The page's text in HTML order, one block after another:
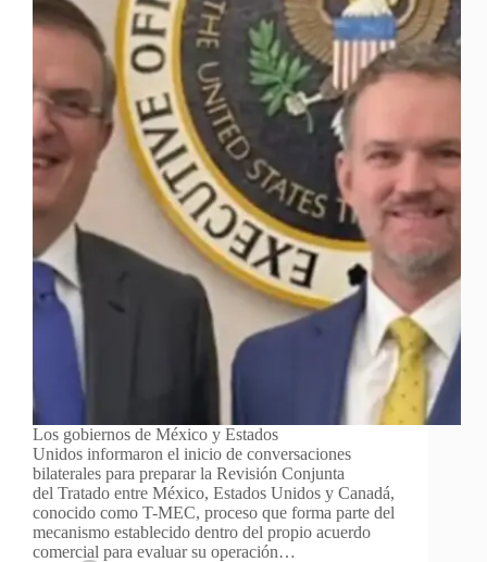
Los gobiernos de México y Estados
Unidos informaron el inicio de conversaciones
bilaterales para preparar la Revisión Conjunta
del Tratado entre México, Estados Unidos y Canadá,
conocido como T-MEC, proceso que forma parte del
mecanismo establecido dentro del propio acuerdo
comercial para evaluar su operación…